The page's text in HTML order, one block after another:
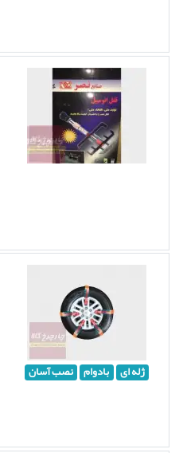
ژله ای بادوام نصب آسان